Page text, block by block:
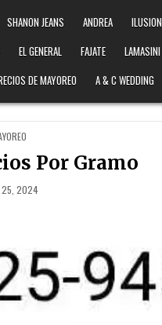
SHANON JEANS ANDREA ILUSION
EL GENERAL FAJATE LAMASINI
DE MAYOREO
A & C WEDDING
Por Gramo
25, 2024